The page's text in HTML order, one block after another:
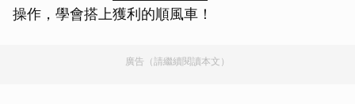
操作，學會搭上獲利的順風車！
廣告（請繼續閱讀本文）